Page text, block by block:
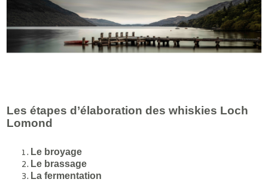
Les étapes d’élaboration des whiskies Loch
Lomond
Le broyage
Le brassage
La fermentation